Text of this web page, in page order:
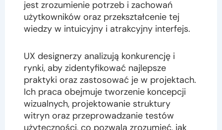
jest zrozumienie potrzeb i zachowań
użytkowników oraz przekształcenie tej
wiedzy w intuicyjny i atrakcyjny interfejs.
UX designerzy analizują konkurencję i
rynki, aby zidentyfikować najlepsze
praktyki oraz zastosować je w projektach.
Ich praca obejmuje tworzenie koncepcji
wizualnych, projektowanie struktury
witryn oraz przeprowadzanie testów
użyteczności, co pozwala zrozumieć, jak